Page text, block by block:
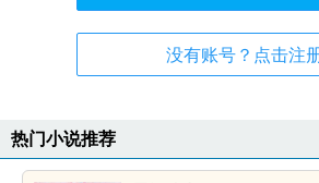
没有账号？点击注
热门小说推荐